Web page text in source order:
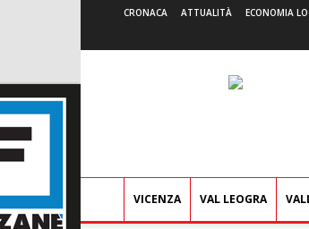
CRONACA ATTUALITÀ ECONOMIA
VICENZA VAL LEOGRA